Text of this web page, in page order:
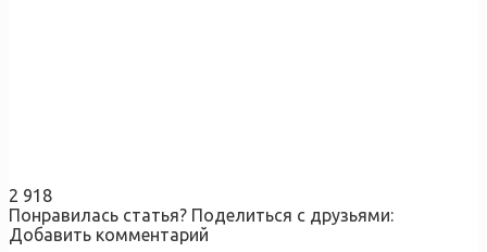
2 918
Понравилась статья? Поделиться с друзьями:
Добавить комментарий